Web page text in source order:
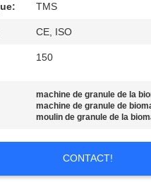
TMS
CE, ISO
150
machine de granule de la
machine de granule de
moulin de granule de la
CONTACT!